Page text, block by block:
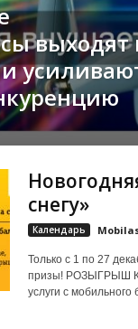
выходят
снегу»
Календарь
Только с 1 по 27
призы! РОЗЫГРЫШ
услуги с мобильного